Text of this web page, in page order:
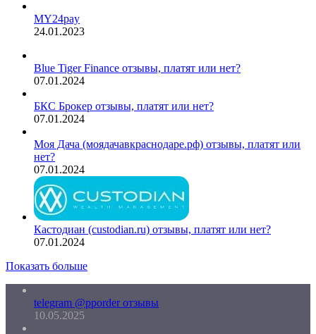
MY24pay
24.01.2023
Blue Tiger Finance отзывы, платят или нет?
07.01.2024
БКС Брокер отзывы, платят или нет?
07.01.2024
Моя Дача (моядачавкраснодаре.рф) отзывы, платят или
нет?
07.01.2024
Кастодиан (custodian.ru) отзывы, платят или нет?
07.01.2024
Показать больше
telegram @pporder отзывы
10.05.2025